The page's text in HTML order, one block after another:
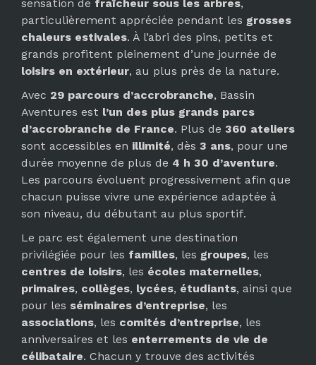
sensation de fraîcheur sous les arbres,
particulièrement appréciée pendant les grosses
chaleurs estivales. À l’abri des pins, petits et
grands profitent pleinement d’une journée de
loisirs en extérieur, au plus près de la nature.
Avec 29 parcours d’accrobranche, Bassin
Aventures est l’un des plus grands parcs
d’accrobranche de France. Plus de 360 ateliers
sont accessibles en illimité, dès 3 ans, pour une
durée moyenne de plus de 4 h 30 d’aventure.
Les parcours évoluent progressivement afin que
chacun puisse vivre une expérience adaptée à
son niveau, du débutant au plus sportif.
Le parc est également une destination
privilégiée pour les familles, les groupes, les
centres de loisirs, les écoles maternelles,
primaires, collèges, lycées, étudiants, ainsi que
pour les séminaires d’entreprise, les
associations, les comités d’entreprise, les
anniversaires et les enterrements de vie de
célibataire. Chacun y trouve des activités